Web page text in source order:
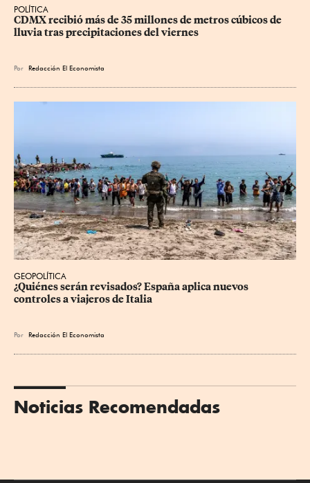
POLÍTICA
CDMX recibió más de 35 millones de metros cúbicos de
lluvia tras precipitaciones del viernes
Por Redacción El Economista
GEOPOLÍTICA
¿Quiénes serán revisados? España aplica nuevos
controles a viajeros de Italia
Por Redacción El Economista
Noticias Recomendadas